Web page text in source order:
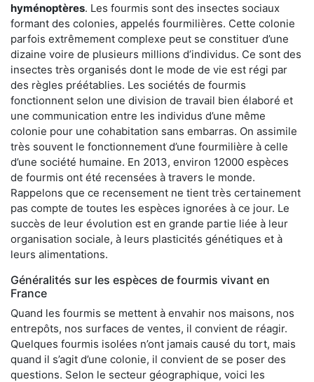
hyménoptères. Les fourmis sont des insectes sociaux
formant des colonies, appelés fourmilières. Cette colonie
parfois extrêmement complexe peut se constituer d’une
dizaine voire de plusieurs millions d’individus. Ce sont des
insectes très organisés dont le mode de vie est régi par
des règles préétablies. Les sociétés de fourmis
fonctionnent selon une division de travail bien élaboré et
une communication entre les individus d’une même
colonie pour une cohabitation sans embarras. On assimile
très souvent le fonctionnement d’une fourmilière à celle
d’une société humaine. En 2013, environ 12000 espèces
de fourmis ont été recensées à travers le monde.
Rappelons que ce recensement ne tient très certainement
pas compte de toutes les espèces ignorées à ce jour. Le
succès de leur évolution est en grande partie liée à leur
organisation sociale, à leurs plasticités génétiques et à
leurs alimentations.
Généralités sur les espèces de fourmis vivant en
France
Quand les fourmis se mettent à envahir nos maisons, nos
entrepôts, nos surfaces de ventes, il convient de réagir.
Quelques fourmis isolées n’ont jamais causé du tort, mais
quand il s’agit d’une colonie, il convient de se poser des
questions. Selon le secteur géographique, voici les